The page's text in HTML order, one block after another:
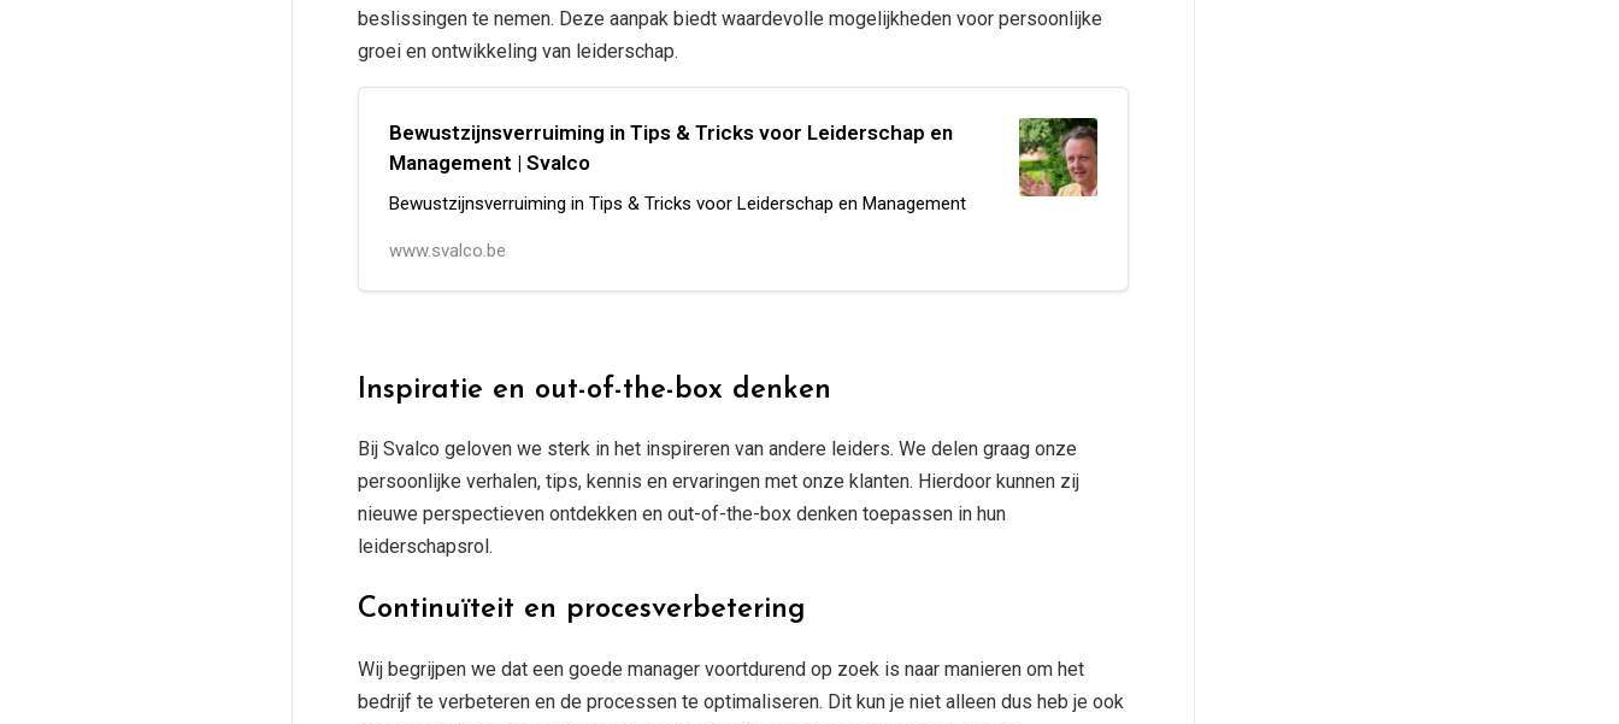
beslissingen te nemen. Deze aanpak biedt waardevolle mogelijkheden voor persoonlijke
groei en ontwikkeling van leiderschap.
Bewustzijnsverruiming in Tips & Tricks voor Leiderschap en
Management | Svalco
Bewustzijnsverruiming in Tips & Tricks voor Leiderschap en Management
www.svalco.be
Inspiratie en out-of-the-box denken
Bij Svalco geloven we sterk in het inspireren van andere leiders. We delen graag onze
persoonlijke verhalen, tips, kennis en ervaringen met onze klanten. Hierdoor kunnen zij
nieuwe perspectieven ontdekken en out-of-the-box denken toepassen in hun
leiderschapsrol.
Continuïteit en procesverbetering
Wij begrijpen we dat een goede manager voortdurend op zoek is naar manieren om het
bedrijf te verbeteren en de processen te optimaliseren. Dit kun je niet alleen dus heb je ook